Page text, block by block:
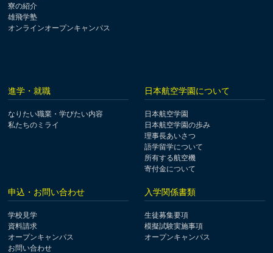
寮の紹介
雄飛学塾
オンラインオープンキャンパス
進学・就職
なりたい職業・学びたい内容
私たちのミライ
日本航空学園について
日本航空学園
日本航空学園の歩み
理事長あいさつ
語学留学について
所有する航空機
寄付金について
申込・お問い合わせ
学校見学
資料請求
オープンキャンパス
お問い合わせ
入学関係書類
生徒募集要項
模擬試験実施事項
オープンキャンパス